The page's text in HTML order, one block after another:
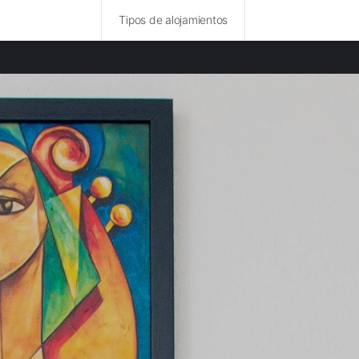
Tipos de alojamientos